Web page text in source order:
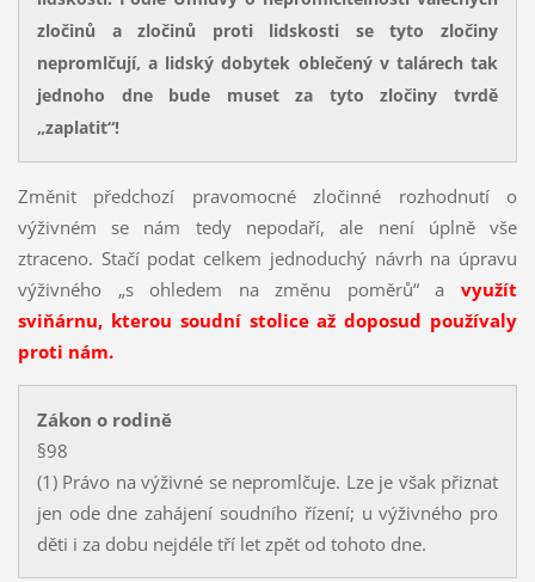
zločinů a zločinů proti lidskosti se tyto zločiny
nepromlčují, a lidský dobytek oblečený v talárech tak
jednoho dne bude muset za tyto zločiny tvrdě
„zaplatit“!
Změnit předchozí pravomocné zločinné rozhodnutí o
výživném se nám tedy nepodaří, ale není úplně vše
ztraceno. Stačí podat celkem jednoduchý návrh na úpravu
výživného „s ohledem na změnu poměrů“ a využít
sviňárnu, kterou soudní stolice až doposud používaly
proti nám.
Zákon o rodině
§98
(1) Právo na výživné se nepromlčuje. Lze je však přiznat
jen ode dne zahájení soudního řízení; u výživného pro
děti i za dobu nejdéle tří let zpět od tohoto dne.